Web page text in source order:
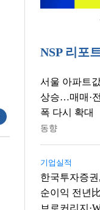
NSP 리포
서울 아파트
상승…매매·
폭 다시 확대
동향
기업실적
한국투자증권
순이익 전년
브로커리지